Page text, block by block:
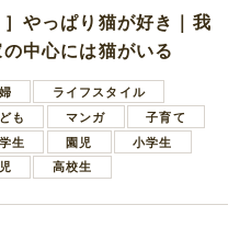
］やっぱり猫が好き｜我
中心には猫がいる
ライフスタイル
も
マンガ
子育て
生
園児
小学生
高校生